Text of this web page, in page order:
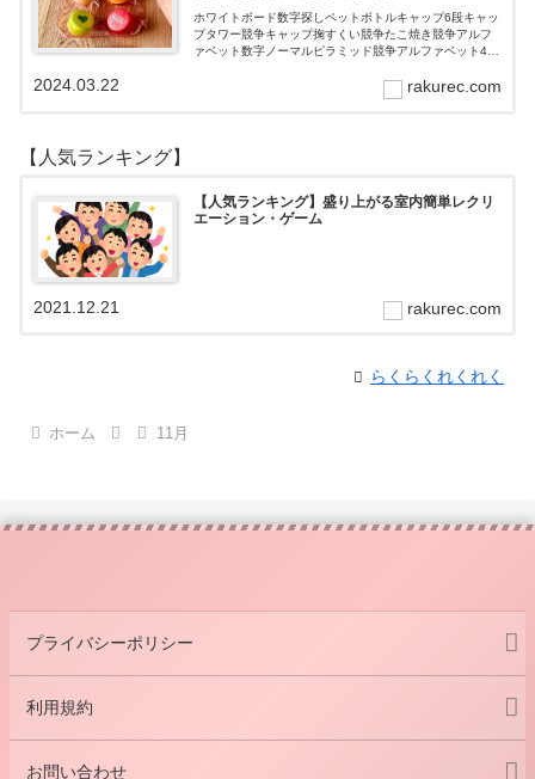
ホワイトボード数字探しペットボトルキャップ6段キャッ
プタワー競争キャップ掬すくい競争たこ焼き競争アルフ
ァベット数字ノーマルピラミッド競争アルファベット4段
rakurec.com
2024.03.22
【人気ランキング】
【人気ランキング】盛り上がる室内簡単レクリ
エーション・ゲーム
rakurec.com
2021.12.21
らくらくれくれく
ホーム 11月
プライバシーポリシー
利用規約
お問い合わせ